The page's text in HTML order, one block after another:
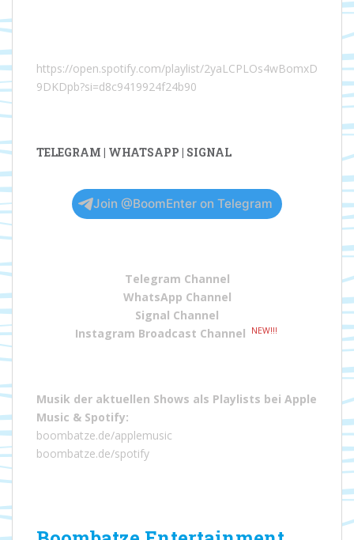
https://open.spotify.com/playlist/2yaLCPLOs4wBomxD
9DKDpb?si=d8c9419924f24b90
TELEGRAM | WHATSAPP | SIGNAL
Join @BoomEnter on Telegram
Telegram Channel
WhatsApp Channel
Signal Channel
Instagram Broadcast Channel
NEW!!!
Musik der aktuellen Shows als Playlists bei Apple
Music & Spotify:
boombatze.de/applemusic
boombatze.de/spotify